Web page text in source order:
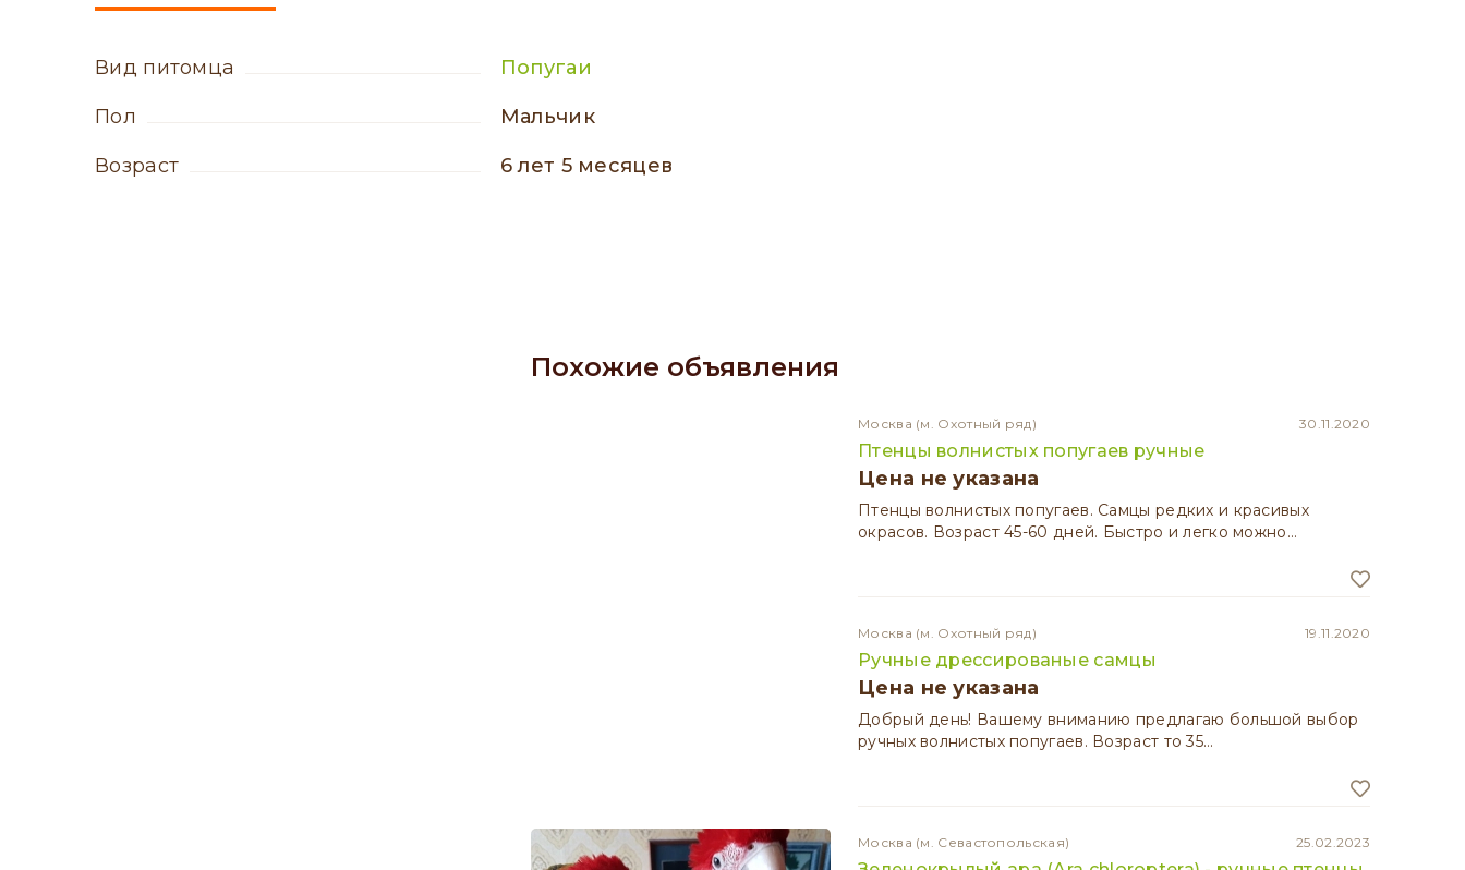
вид питомца Попугаи
пол мальчик
возраст 6 лет 5 месяцев
Похожие объявления
Москва (м. Охотный ряд) 30.11.2020
Птенцы волнистых попугаев ручные
Цена не указана
Птенцы волнистых попугаев. Самцы редких и красивых
окрасов. Возраст 45-60 дней. Быстро и легко можно…
Москва (м. Охотный ряд) 19.11.2020
Ручные дрессированые самцы
Цена не указана
Добрый день! Вашему вниманию предлагаю большой выбор
ручных волнистых попугаев. Возраст то 35…
Москва (м. Севастопольская) 25.02.2023